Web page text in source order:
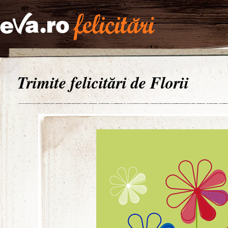
Trimite felicitări de Florii